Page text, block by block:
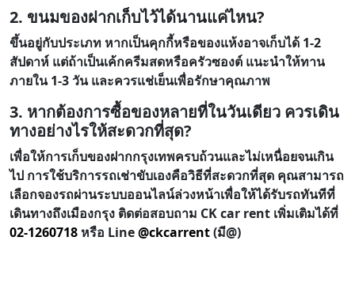
2. ขนมของฝากเก็บไว้ได้นานแค่ไหน?
ขึ้นอยู่กับประเภท หากเป็นคุกกี้หรือของแห้งอาจเก็บได้ 1-2
สัปดาห์ แต่ถ้าเป็นเค้กครีมสดหรือครัวซองต์ แนะนำให้ทาน
ภายใน 1-3 วัน และควรแช่เย็นเพื่อรักษาคุณภาพ
3. หากต้องการซื้อของหลายที่ในวันเดียว ควรเดิน
ทางอย่างไรให้สะดวกที่สุด?
เพื่อให้การเก็บของฝากกรุงเทพครบถ้วนและไม่เหนื่อยจนเกิน
ไป การใช้บริการรถเช่าขับเองคือวิธีที่สะดวกที่สุด คุณสามารถ
เลือกจองรถผ่านระบบออนไลน์ล่วงหน้าเพื่อให้ได้รับรถทันทีที่
เดินทางถึงเมืองกรุง ติดต่อสอบถาม CK car rent เพิ่มเติมได้ที่
02-1260718 หรือ Line@ckcarrent(มี@)